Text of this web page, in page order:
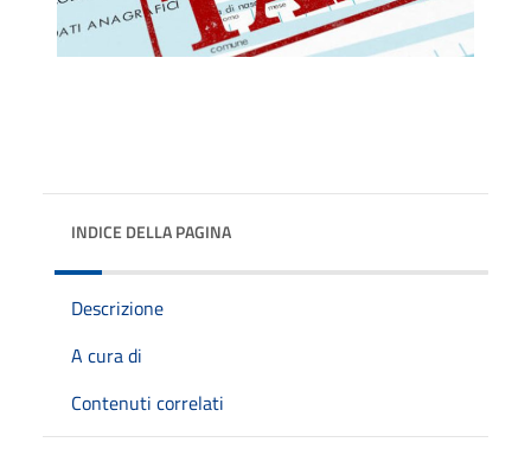
INDICE DELLA PAGINA
Descrizione
A cura di
Contenuti correlati